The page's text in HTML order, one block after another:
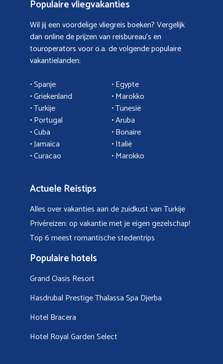
Populaire vliegvakanties
Wil jij een voordelige vliegreis boeken? Vergelijk
dan online de prijzen van reisbureau’s en
touroperators voor o.a. de volgende populaire
vakantielanden:
• Spanje
• Griekenland
• Turkije
•Portugal
•Cuba
•Jamaica
• Curacao
• Egypte
•Marokko
• Tunesië
•Aruba
• Bonaire
•Italië
•Marokko
Actuele Reistips
Alles over vakanties aan de zuidkust van Turkije
Privéreizen: op vakantie met je eigen gezelschap!
Top 6 meest romantische stedentrips
Populaire hotels
Grand Oasis Resort
Hasdrubal Prestige Thalassa Spa Djerba
Hotel Bracera
Hotel Royal Garden Select